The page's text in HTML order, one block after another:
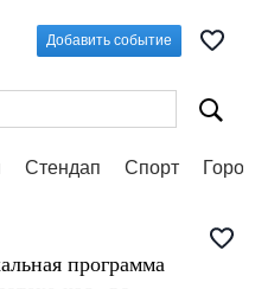
Добавить событие
Стендап Спорт
программа